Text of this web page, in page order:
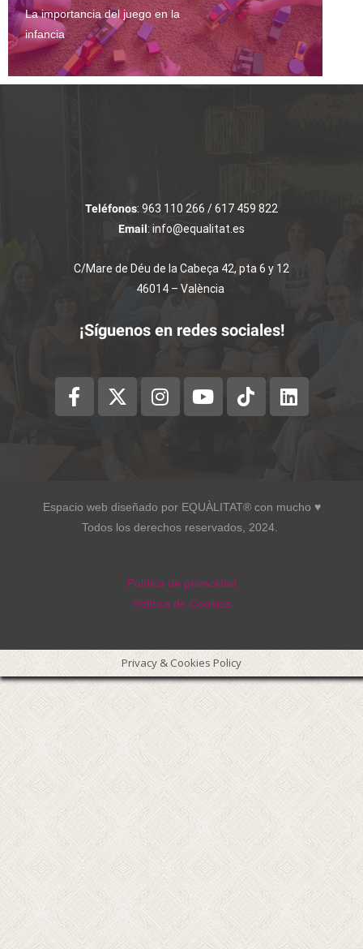
La importancia del juego en la
infancia
Teléfonos: 963 110 266 / 617 459 822
Email: info@equalitat.es
C/Mare de Déu de la Cabeça 42, pta 6 y 12
46014 – València
¡Síguenos en redes sociales!
Espacio web diseñado por EQUÀLITAT® con mucho ♥︎
Todos los derechos reservados, 2024.
Política de privacidad
Política de Cookies
Privacy & Cookies Policy